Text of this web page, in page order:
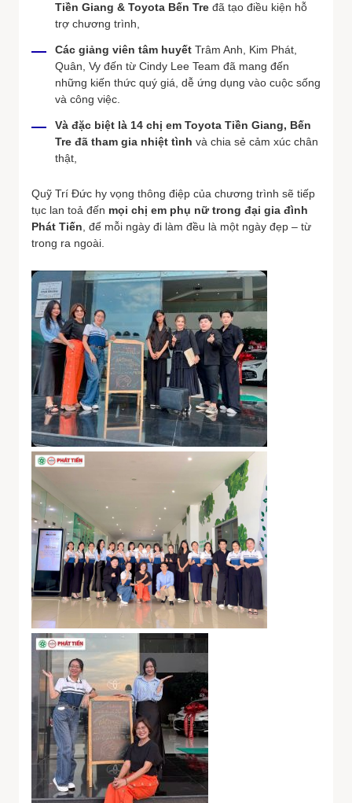
Tiền Giang & Toyota Bến Tre đã tạo điều kiện hỗ
trợ chương trình,
Các giảng viên tâm huyết Trâm Anh, Kim Phát,
Quân, Vy đến từ Cindy Lee Team đã mang đến
những kiến thức quý giá, dễ ứng dụng vào cuộc sống
và công việc.
Và đặc biệt là 14 chị em Toyota Tiền Giang, Bến
Tre đã tham gia nhiệt tình và chia sẻ cảm xúc chân
thật,
Quỹ Trí Đức hy vọng thông điệp của chương trình sẽ tiếp
tục lan toả đến mọi chị em phụ nữ trong đại gia đình
Phát Tiến , để mỗi ngày đi làm đều là một ngày đẹp – từ
trong ra ngoài.